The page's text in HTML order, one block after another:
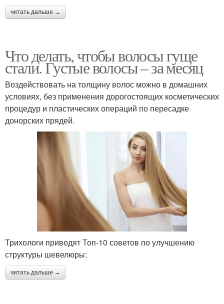
читать дальше →
Что делать, чтобы волосы гуще
стали. Густые волосы – за месяц
Воздействовать на толщину волос можно в домашних
условиях, без применения дорогостоящих косметических
процедур и пластических операций по пересадке
донорских прядей.
Трихологи приводят Топ-10 советов по улучшению
структуры шевелюры:
читать дальше →